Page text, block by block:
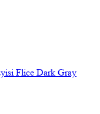
Flice Dark Gray